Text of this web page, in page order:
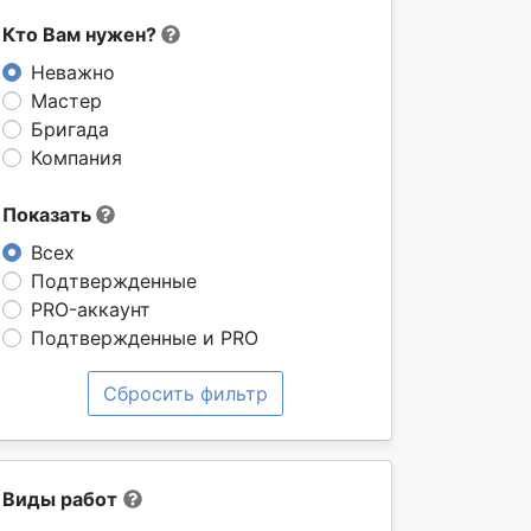
Кто Вам нужен?
Неважно
Мастер
Бригада
Компания
Показать
Всех
Подтвержденные
PRO-аккаунт
Подтвержденные и PRO
Сбросить фильтр
Виды работ